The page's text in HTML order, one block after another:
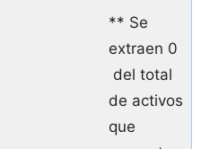
** Se
extraen 0
del total
de activos
que